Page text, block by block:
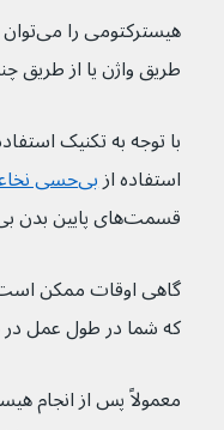
طریق واژن یا از طریق
با توجه به تکنیک
استفاده از بی‌حسی نخاعی یا اپیدورال
قسمت‌های پایین بدن بی‌حس می‌شوند.
گاهی اوقات ممکن
که شما در طول عمل در
معمولاً پس از انجام